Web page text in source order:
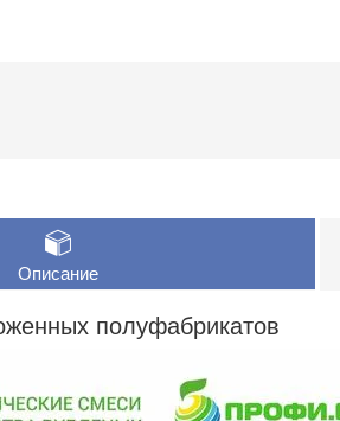
Описание
полуфабрикатов